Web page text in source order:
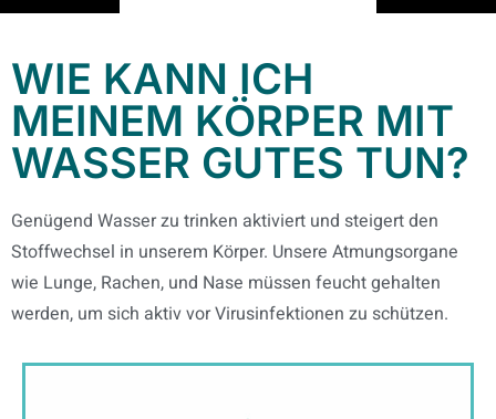
WIE KANN ICH
MEINEM KÖRPER MIT
WASSER GUTES TUN?
Genügend Wasser zu trinken aktiviert und steigert den
Stoffwechsel in unserem Körper. Unsere Atmungsorgane
wie Lunge, Rachen, und Nase müssen feucht gehalten
werden, um sich aktiv vor Virusinfektionen zu schützen.